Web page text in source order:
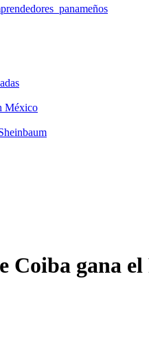
panameños
México
Coiba gana